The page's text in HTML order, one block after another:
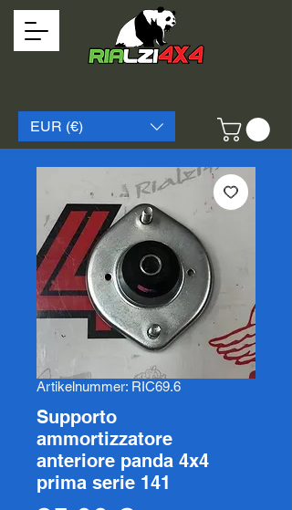
EUR (€)
Artikelnummer: RIC69.6
Supporto
ammortizzatore
anteriore panda 4x4
prima serie 141